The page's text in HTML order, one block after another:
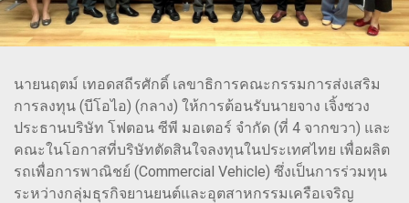
นายนฤตม์ เทอดสถีรศักดิ์ เลขาธิการคณะกรรมการส่งเสริม
การลงทุน (บีโอไอ) (กลาง) ให้การต้อนรับนายจาง เจิ้งซวง
ประธานบริษัท โฟตอน ซีพี มอเตอร์ จำกัด (ที่ 4 จากขวา) และ
คณะในโอกาสที่บริษัทตัดสินใจลงทุนในประเทศไทย เพื่อผลิต
รถเพื่อการพาณิชย์ (Commercial Vehicle) ซึ่งเป็นการร่วมทุน
ระหว่างกลุ่มธุรกิจยานยนต์และอุตสาหกรรมเครือเจริญ